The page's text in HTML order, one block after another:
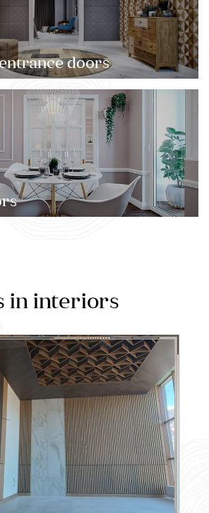
doors
in interiors